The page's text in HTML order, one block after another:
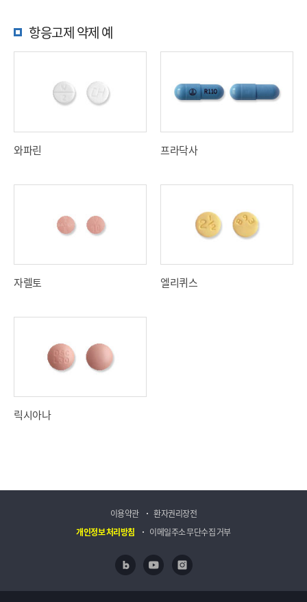
항응고제 약제 예
와파린 프라닥사
자렐토 엘리퀴스
릭시아나
이용약관
환자권리장전
개인정보 처리방침
이메일주소 무단수집 거부
네이버 블로그
유투브